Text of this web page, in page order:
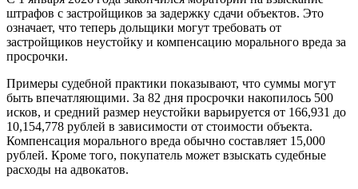
штрафов с застройщиков за задержку сдачи объектов. Это
означает, что теперь дольщики могут требовать от
застройщиков неустойку и компенсацию морального вреда за
просрочки.
Примеры судебной практики показывают, что суммы могут
быть впечатляющими. За 82 дня просрочки накопилось 500
исков, и средний размер неустойки варьируется от 166,931 до
10,154,778 рублей в зависимости от стоимости объекта.
Компенсация морального вреда обычно составляет 15,000
рублей. Кроме того, покупатель может взыскать судебные
расходы на адвокатов.